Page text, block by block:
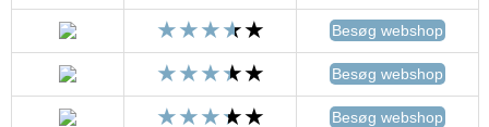
Besøg webshop
Besøg webshop
Besøg webshop